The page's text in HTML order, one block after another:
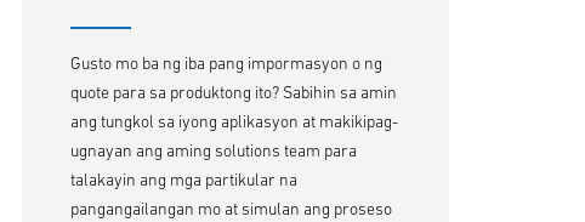
Gusto mo ba ng iba pang impormasyon o ng
quote para sa produktong ito? Sabihin sa amin
ang tungkol sa iyong aplikasyon at makikipag-
ugnayan ang aming solutions team para
talakayin ang mga partikular na
pangangailangan mo at simulan ang proseso